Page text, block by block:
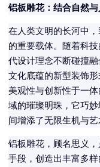
铝板雕花：结合自然
在人类文明的长河中
的重要载体。随着科
代设计理念不断碰撞
文化底蕴的新型装饰
美观性与创新性于一
域的璀璨明珠，它巧
间增添了无限生机与艺
铝板雕花，顾名思义
手段，创造出丰富多